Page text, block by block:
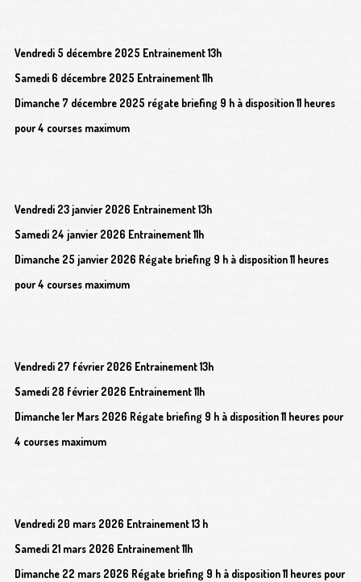
Vendredi 5 décembre 2025 Entrainement 13h
Samedi 6 décembre 2025 Entrainement 11h
Dimanche 7 décembre 2025 régate briefing 9 h à disposition 11 heures
pour 4 courses maximum
Vendredi 23 janvier 2026 Entrainement 13h
Samedi 24 janvier 2026 Entrainement 11h
Dimanche 25 janvier 2026 Régate briefing 9 h à disposition 11 heures
pour 4 courses maximum
Vendredi 27 février 2026 Entrainement 13h
Samedi 28 février 2026 Entrainement 11h
Dimanche 1er Mars 2026 Régate briefing 9 h à disposition 11 heures pour
4 courses maximum
Vendredi 20 mars 2026 Entrainement 13 h
Samedi 21 mars 2026 Entrainement 11h
Dimanche 22 mars 2026 Régate briefing 9 h à disposition 11 heures pour